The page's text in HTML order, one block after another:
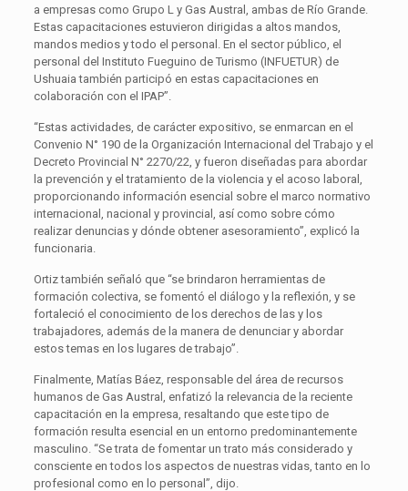
a empresas como Grupo L y Gas Austral, ambas de Río Grande.
Estas capacitaciones estuvieron dirigidas a altos mandos,
mandos medios y todo el personal. En el sector público, el
personal del Instituto Fueguino de Turismo (INFUETUR) de
Ushuaia también participó en estas capacitaciones en
colaboración con el IPAP”.
“Estas actividades, de carácter expositivo, se enmarcan en el
Convenio N° 190 de la Organización Internacional del Trabajo y el
Decreto Provincial N° 2270/22, y fueron diseñadas para abordar
la prevención y el tratamiento de la violencia y el acoso laboral,
proporcionando información esencial sobre el marco normativo
internacional, nacional y provincial, así como sobre cómo
realizar denuncias y dónde obtener asesoramiento”, explicó la
funcionaria.
Ortiz también señaló que “se brindaron herramientas de
formación colectiva, se fomentó el diálogo y la reflexión, y se
fortaleció el conocimiento de los derechos de las y los
trabajadores, además de la manera de denunciar y abordar
estos temas en los lugares de trabajo”.
Finalmente, Matías Báez, responsable del área de recursos
humanos de Gas Austral, enfatizó la relevancia de la reciente
capacitación en la empresa, resaltando que este tipo de
formación resulta esencial en un entorno predominantemente
masculino. “Se trata de fomentar un trato más considerado y
consciente en todos los aspectos de nuestras vidas, tanto en lo
profesional como en lo personal”, dijo.